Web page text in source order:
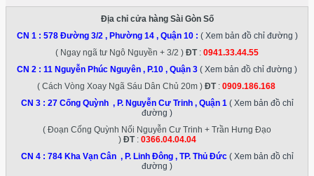
Địa chỉ cửa hàng Sài Gòn Số
CN 1 : 578 Đường 3/2 , Phường 14 , Quận 10: ( Xem bản đồ chỉ đường )
( Ngay ngã tư Ngô Nguyền + 3/2 ) ĐT: 0941.33.44.55
CN 2 : 11 Nguyễn Phúc Nguyên , P.10 , Quận 3 ( Xem bản đồ chỉ đường )
( Cách Vòng Xoay Ngã Sáu Dân Chủ 20m ) ĐT: 0909.186.168
CN 3 : 27 Cống Quỳnh , P. Nguyễn Cư Trinh , Quận 1 ( Xem bản đồ chỉ
đường )
( Đoạn Cống Quỳnh Nối Nguyễn Cư Trinh + Trần Hưng Đạo
) ĐT: 0366.04.04.04
CN 4 : 784 Kha Vạn Cân , P. Linh Đông , TP. Thủ Đức( Xem bản đồ chỉ
đường )